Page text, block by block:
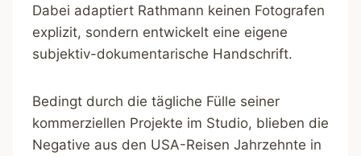
Dabei adaptiert Rathmann keinen Fotografen
explizit, sondern entwickelt eine eigene
subjektiv-dokumentarische Handschrift.
Bedingt durch die tägliche Fülle seiner
kommerziellen Projekte im Studio, blieben die
Negative aus den USA-Reisen Jahrzehnte in